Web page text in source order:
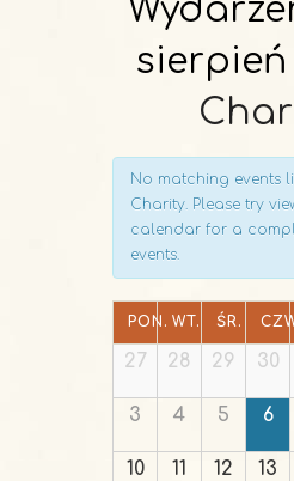
sierpień
No matching events
Charity. Please try
calendar for a
events.
PON. WT. ŚR.
27 28 29 30
3 4 5 6
10 11 12 13